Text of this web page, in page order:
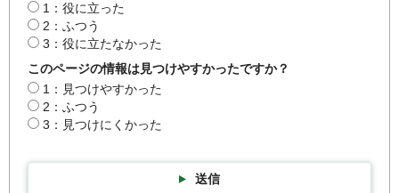
1：役に立った
2：ふつう
3：役に立たなかった
このページの情報は見つけやすかったですか？
1：見つけやすかった
2：ふつう
3：見つけにくかった
送信